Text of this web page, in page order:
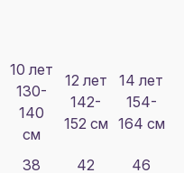
10 лет
130-
140
см
12 лет
142-
152 см
14 лет
154-
164 см
38 42 46